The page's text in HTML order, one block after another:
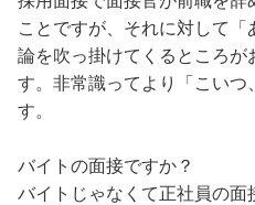
がなくても労働時間は１日8
ますよね。そしたら、その時
して帰ればよかったじゃない
したことに不満を言うのはお
ますよ」と言ったのです。
私は理解ができませんでした
ことですが、それに対して
論を吹っ掛けてくるところ
す。非常識ってより「こい
す。
バイトの面接ですか？
バイトじゃなくて正社員の面